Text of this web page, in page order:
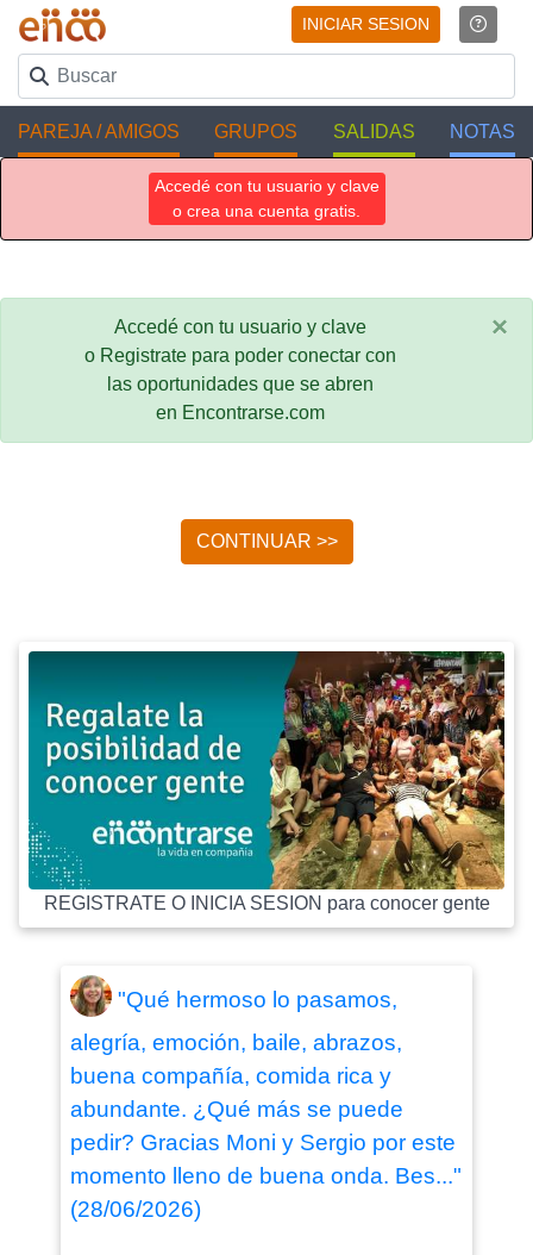
INICIAR SESION
PAREJA / AMIGOS GRUPOS SALIDAS NOTAS
Accedé con tu usuario y clave
o crea una cuenta gratis.
Accedé con tu usuario y clave
o Registrate para poder conectar con
las oportunidades que se abren
en Encontrarse.com
×
CONTINUAR >>
REGISTRATE O INICIA SESION para conocer gente
"Qué hermoso lo pasamos,
alegría, emoción, baile, abrazos,
buena compañía, comida rica y
abundante. ¿Qué más se puede
pedir? Gracias Moni y Sergio por este
momento lleno de buena onda. Bes..."
(28/06/2026)